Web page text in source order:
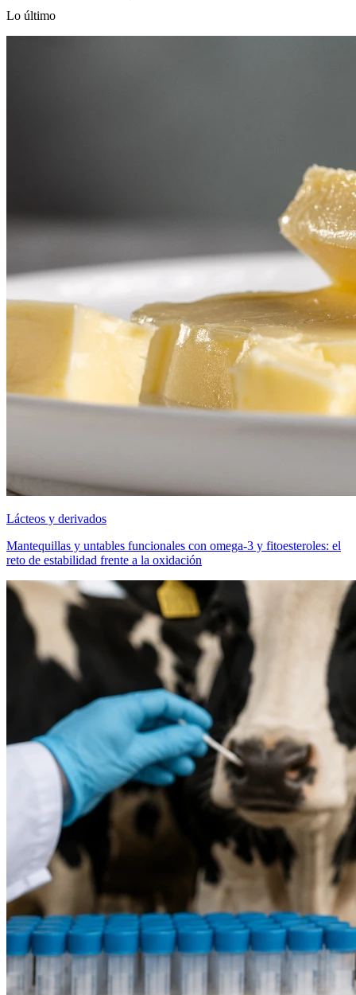
Lo último
Lácteos y derivados
Mantequillas y untables funcionales con omega-3 y fitoesteroles: el
reto de estabilidad frente a la oxidación